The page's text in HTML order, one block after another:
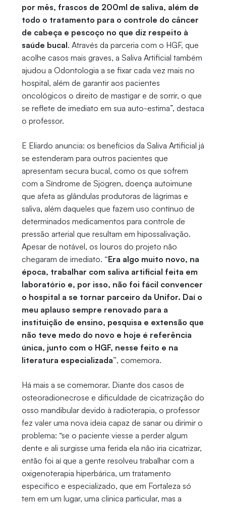
por mês, frascos de 200ml de saliva, além de
todo o tratamento para o controle do câncer
de cabeça e pescoço no que diz respeito à
saúde bucal. Através da parceria com o HGF, que
acolhe casos mais graves, a Saliva Artificial também
ajudou a Odontologia a se fixar cada vez mais no
hospital, além de garantir aos pacientes
oncológicos o direito de mastigar e de sorrir, o que
se reflete de imediato em sua auto-estima”, destaca
o professor.
E Eliardo anuncia: os benefícios da Saliva Artificial já
se estenderam para outros pacientes que
apresentam secura bucal, como os que sofrem
com a Síndrome de Sjögren, doença autoimune
que afeta as glândulas produtoras de lágrimas e
saliva, além daqueles que fazem uso contínuo de
determinados medicamentos para controle de
pressão arterial que resultam em hipossalivação.
Apesar de notável, os louros do projeto não
chegaram de imediato. “Era algo muito novo, na
época, trabalhar com saliva artificial feita em
laboratório e, por isso, não foi fácil convencer
o hospital a se tornar parceiro da Unifor. Daí o
meu aplauso sempre renovado para a
instituição de ensino, pesquisa e extensão que
não teve medo do novo e hoje é referência
única, junto com o HGF, nesse feito e na
literatura especializada”, comemora.
Há mais a se comemorar. Diante dos casos de
osteoradionecrose e dificuldade de cicatrização do
osso mandibular devido à radioterapia, o professor
fez valer uma nova ideia capaz de sanar ou dirimir o
problema: “se o paciente viesse a perder algum
dente e ali surgisse uma ferida ela não iria cicatrizar,
então foi aí que a gente resolveu trabalhar com a
oxigenoterapia hiperbárica, um tratamento
especifico e especializado, que em Fortaleza só
tem em um lugar, uma clinica particular, mas a